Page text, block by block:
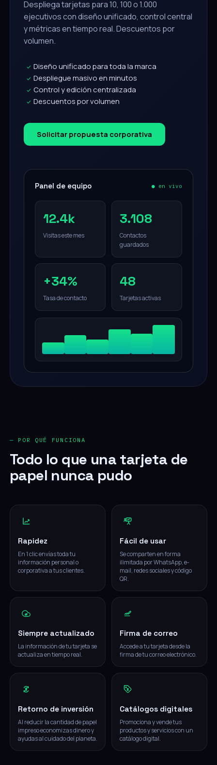
Despliega tarjetas para 10, 100 o 1.000
ejecutivos con diseño unificado, control central
y métricas en tiempo real. Descuentos por
volumen.
✓ Diseño unificado para toda la marca
✓ Despliegue masivo en minutos
✓ Control y edición centralizada
✓ Descuentos por volumen
Solicitar propuesta corporativa
Panel de equipo ● en vivo
12.4k
Visitas este mes
3.108
Contactos
guardados
+34%
Tasa de contacto
48
Tarjetas activas
— POR QUÉ FUNCIONA
Todo lo que una tarjeta de
papel nunca pudo
Rapidez
En 1 clic envías toda tu
información personal o
corporativa a tus clientes.
Fácil de usar
Se comparten en forma
ilimitada por WhatsApp, e-
mail, redes sociales y código
QR.
Siempre actualizado
La información de tu tarjeta se
actualiza en tiempo real.
Firma de correo
Accede a tu tarjeta desde la
firma de tu correo electrónico.
Retorno de inversión
Al reducir la cantidad de papel
impreso economizas dinero y
ayudas al cuidado del planeta.
Catálogos digitales
Promociona y vende tus
productos y servicios con un
catálogo digital.